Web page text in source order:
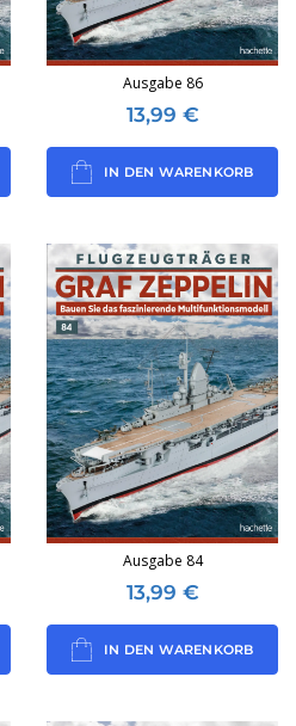
Ausgabe 86
13,99 €
IN DEN WARENKORB
Ausgabe 84
13,99 €
IN DEN WARENKORB